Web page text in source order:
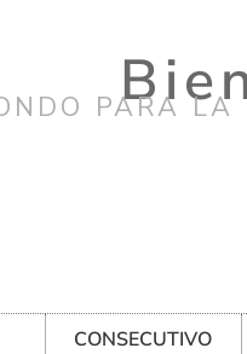
PARA
CONSECUTIVO